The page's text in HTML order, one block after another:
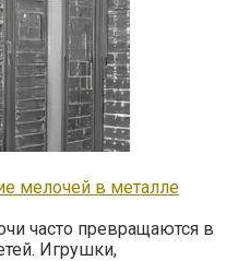
мелочей в металле
часто превращаются в
Игрушки,